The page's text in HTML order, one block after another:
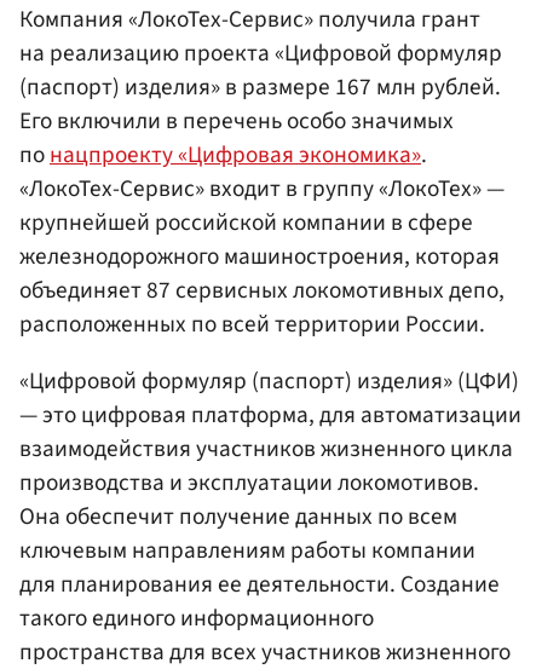
Компания «ЛокоТех-Сервис» получила грант
на реализацию проекта «Цифровой формуляр
(паспорт) изделия» в размере 167 млн рублей.
Его включили в перечень особо значимых
понацпроекту «Цифровая экономика».
«ЛокоТех-Сервис» входит в группу «ЛокоТех» —
крупнейшей российской компании в сфере
железнодорожного машиностроения, которая
объединяет 87 сервисных локомотивных депо,
расположенных по всей территории России.
«Цифровой формуляр (паспорт) изделия» (ЦФИ)
— это цифровая платформа, для автоматизации
взаимодействия участников жизненного цикла
производства и эксплуатации локомотивов.
Она обеспечит получение данных по всем
ключевым направлениям работы компании
для планирования ее деятельности. Создание
такого единого информационного
пространства для всех участников жизненного